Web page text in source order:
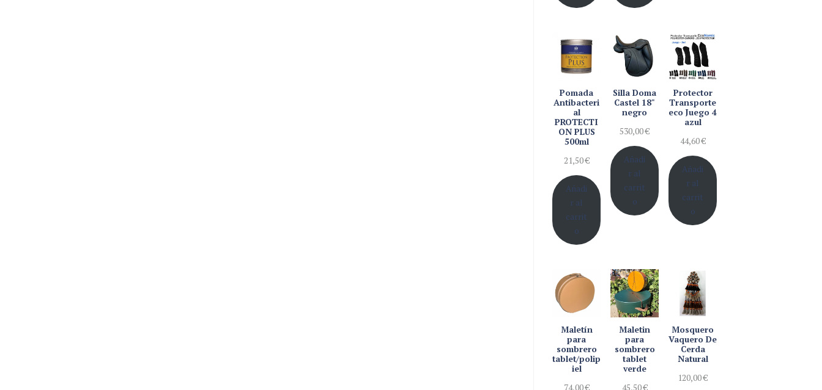
Pomada
Antibacteri
al
PROTECTI
ON PLUS
500ml
21,50€
Añadi
r al
carrit
o
Silla Doma
Castel 18"
negro
530,00€
Añadi
r al
carrit
o
Protector
Transporte
eco Juego 4
azul
44,60€
Añadi
r al
carrit
o
Maletín
para
sombrero
tablet/polip
iel
74,00€
Maletin
para
sombrero
tablet
verde
45,50€
Mosquero
Vaquero De
Cerda
Natural
120,00€